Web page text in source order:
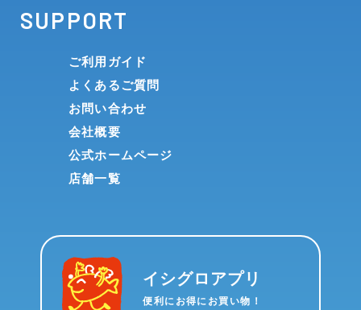
SUPPORT
ご利用ガイド
よくあるご質問
お問い合わせ
会社概要
公式ホームページ
店舗一覧
イシグロアプリ
便利にお得にお買い物！